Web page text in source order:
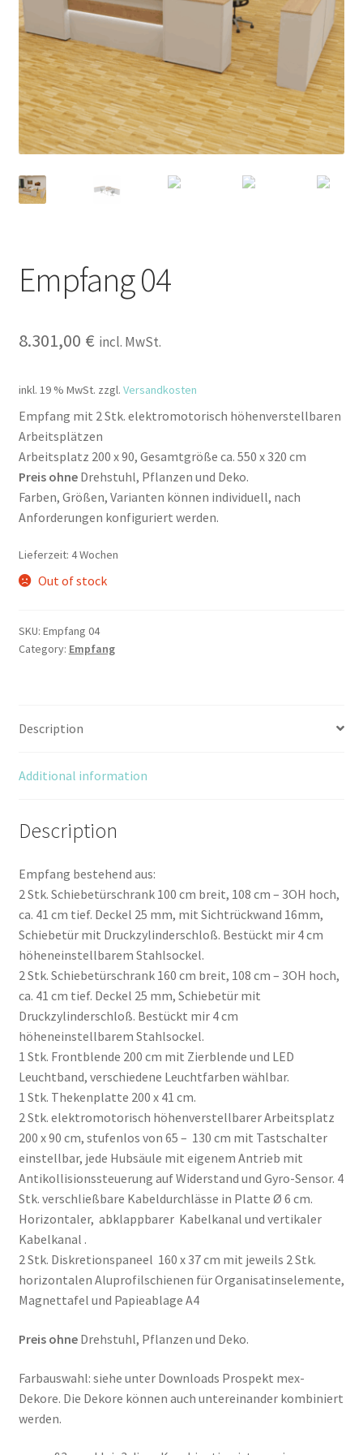
Empfang 04
8.301,00 € incl. MwSt.
inkl. 19 % MwSt. zzgl. Versandkosten
Empfang mit 2 Stk. elektromotorisch höhenverstellbaren
Arbeitsplätzen
Arbeitsplatz 200 x 90, Gesamtgröße ca. 550 x 320 cm
Preis ohneDrehstuhl, Pflanzen und Deko.
Farben, Größen, Varianten können individuell, nach
Anforderungen konfiguriert werden.
Lieferzeit: 4 Wochen
Out of stock
SKU: Empfang 04
Category: Empfang
Description
Additional information
Description
Empfang bestehend aus:
2 Stk. Schiebetürschrank 100 cm breit, 108 cm – 3OH hoch,
ca. 41 cm tief. Deckel 25 mm, mit Sichtrückwand 16mm,
Schiebetür mit Druckzylinderschloß. Bestückt mir 4 cm
höheneinstellbarem Stahlsockel.
2 Stk. Schiebetürschrank 160 cm breit, 108 cm – 3OH hoch,
ca. 41 cm tief. Deckel 25 mm, Schiebetür mit
Druckzylinderschloß. Bestückt mir 4 cm
höheneinstellbarem Stahlsockel.
1 Stk. Frontblende 200 cm mit Zierblende und LED
Leuchtband, verschiedene Leuchtfarben wählbar.
1 Stk. Thekenplatte 200 x 41 cm.
2 Stk. elektromotorisch höhenverstellbarer Arbeitsplatz
200 x 90 cm, stufenlos von 65 – 130 cm mit Tastschalter
einstellbar, jede Hubsäule mit eigenem Antrieb mit
Antikollisionssteuerung auf Widerstand und Gyro-Sensor. 4
Stk. verschließbare Kabeldurchlässe in Platte Ø 6 cm.
Horizontaler, abklappbarer Kabelkanal und vertikaler
Kabelkanal .
2 Stk. Diskretionspaneel 160 x 37 cm mit jeweils 2 Stk.
horizontalen Aluprofilschienen für Organisatinselemente,
Magnettafel und Papieablage A4
Preis ohneDrehstuhl, Pflanzen und Deko.
Farbauswahl: siehe unter Downloads Prospekt mex-
Dekore. Die Dekore können auch untereinander kombiniert
werden.